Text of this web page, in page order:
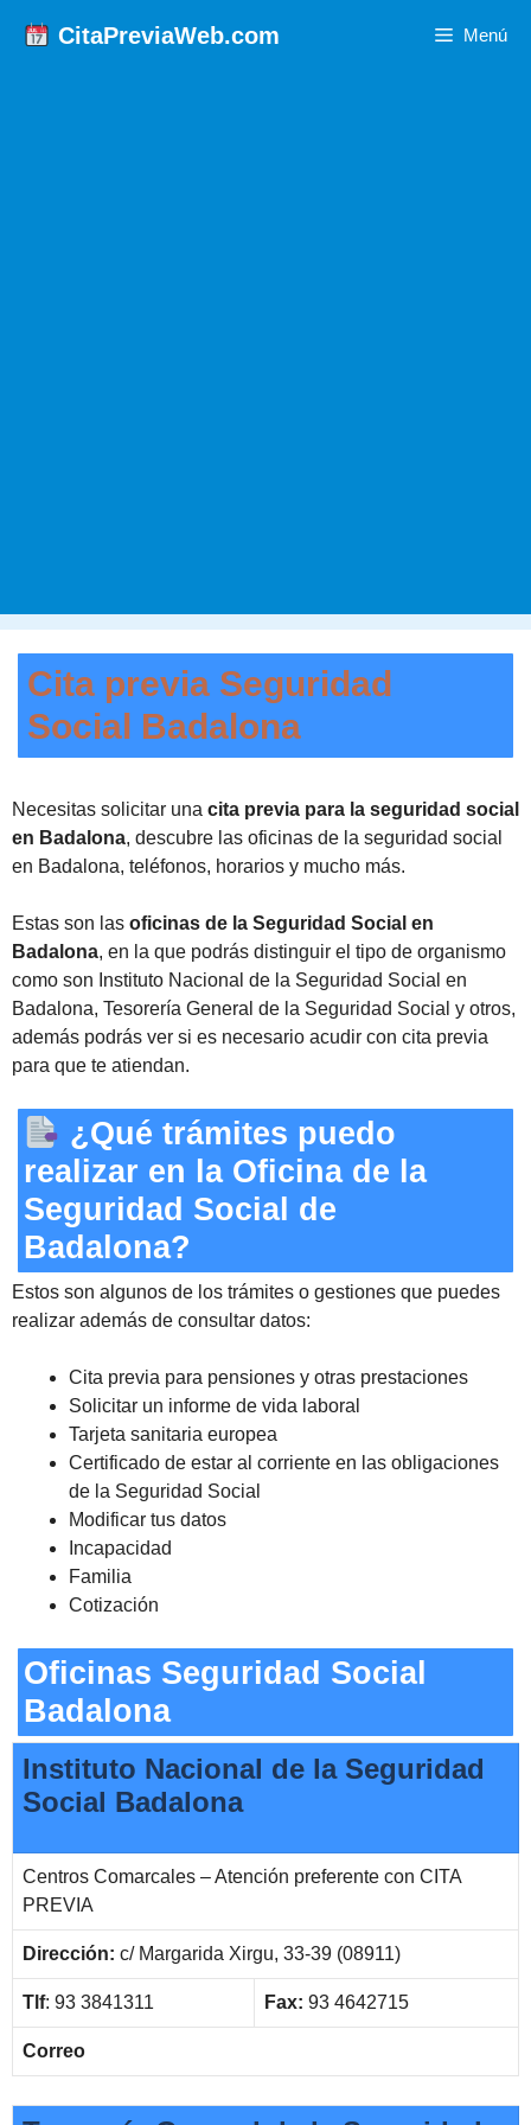
CitaPreviaWeb.com Menú
Cita previa Seguridad
Social Badalona
Necesitas solicitar una cita previa para la seguridad social
en Badalona, descubre las oficinas de la seguridad social
en Badalona, teléfonos, horarios y mucho más.
Estas son las oficinas de la Seguridad Social en
Badalona, en la que podrás distinguir el tipo de organismo
como son Instituto Nacional de la Seguridad Social en
Badalona, Tesorería General de la Seguridad Social y otros,
además podrás ver si es necesario acudir con cita previa
para que te atiendan.
¿Qué trámites puedo
realizar en la Oficina de la
Seguridad Social de
Badalona?
Estos son algunos de los trámites o gestiones que puedes
realizar además de consultar datos:
Cita previa para pensiones y otras prestaciones
Solicitar un informe de vida laboral
Tarjeta sanitaria europea
Certificado de estar al corriente en las obligaciones
de la Seguridad Social
Modificar tus datos
Incapacidad
Familia
Cotización
Oficinas Seguridad Social
Badalona
Instituto Nacional de la Seguridad
Social Badalona
Centros Comarcales – Atención preferente con CITA
PREVIA
Dirección: c/ Margarida Xirgu, 33-39 (08911)
Tlf: 93 3841311 Fax: 93 4642715
Correo